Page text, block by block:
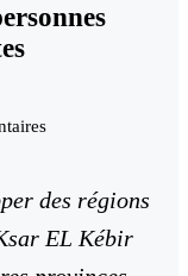
des régions
EL Kébir